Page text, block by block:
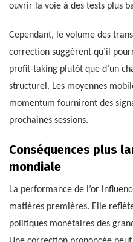
ouvrir la voie à des tests plus
Cependant, le volume des
correction suggèrent qu’il
profit-taking plutôt que d’un
structurel. Les moyennes
momentum fourniront des
prochaines sessions.
Conséquences plus
mondiale
La performance de l’or
matières premières. Elle
politiques monétaires des